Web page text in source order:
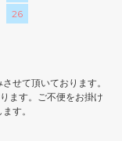
26
せて頂いております。
ます。ご不便をお掛け
す。